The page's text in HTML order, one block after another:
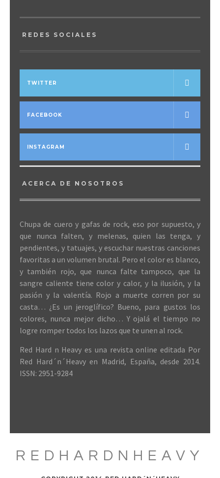
REDES SOCIALES
TWITTER
FACEBOOK
INSTAGRAM
ACERCA DE NOSOTROS
Chupa de cuero y gafas de rock, eso por supuesto, y
que nunca falten, y melenas, quien las tenga, y
pendientes, y tatuajes, y escuchar nuestras canciones
favoritas a un volumen brutal. Pero el color es blanco,
y también rojo, que nunca falte tampoco, que la
sangre caliente tiene color y calor, y la ilusión, y la
pasión y la valentía. Rojo a muerte corren por su
casta… ¿Es un jeroglífico? Bueno, para gustos los
colores, nunca mejor dicho… Y ojalá el tiempo no
logre romper todos los lazos que te unen al rock.
Red Hard n Heavy es una revista online editada Por
Red Hard´n´Heavy en Madrid, España, desde 2014.
ISSN: 2951-9284
REDHARDNHEAVY